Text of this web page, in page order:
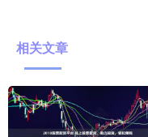
相关文章